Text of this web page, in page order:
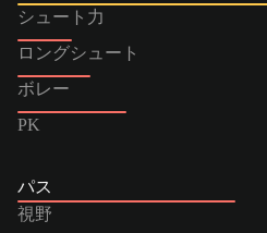
シュート力
ロングシュート
ボレー
PK
パス
視野